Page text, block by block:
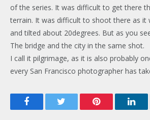
of the series. It was difficult to get there
terrain. It was difficult to shoot there as it
and tilted about 20degrees. But as you
The bridge and the city in the same shot.
I call it pilgrimage, as it is also probably
every San Francisco photographer has
Facebook Pinterest